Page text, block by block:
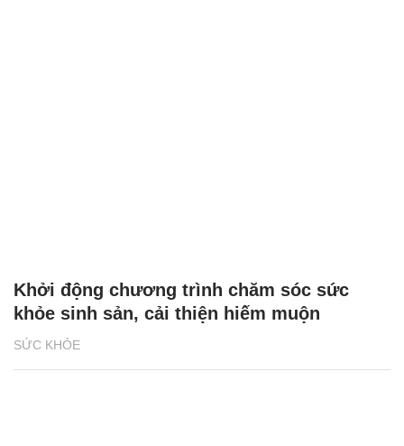
SỨC KHỎE
Khởi động chương trình chăm sóc sức
khỏe sinh sản, cải thiện hiếm muộn